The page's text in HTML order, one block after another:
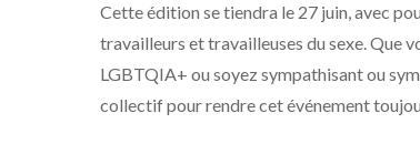
Cette édition se tiendra le 27 juin, avec
travailleurs et travailleuses du sexe. Que
LGBTQIA+ ou soyez sympathisant ou
collectif pour rendre cet événement